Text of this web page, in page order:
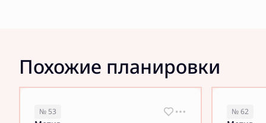
Похожие планировки
№ 53 № 62